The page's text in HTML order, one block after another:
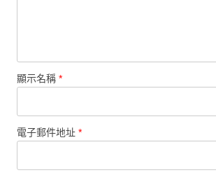
顯示名稱 *
電子郵件地址 *